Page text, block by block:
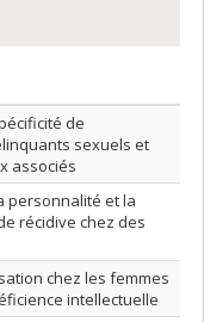
de
sexuels et
associés
personnalité et la
récidive chez des
chez les femmes
intellectuelle